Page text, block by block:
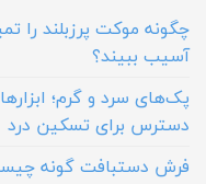
چگونه موکت پرزبلند را
آسیب ببیند؟
پک‌های سرد و گرم؛
دسترس برای تسکین درد
فرش دستبافت گونه